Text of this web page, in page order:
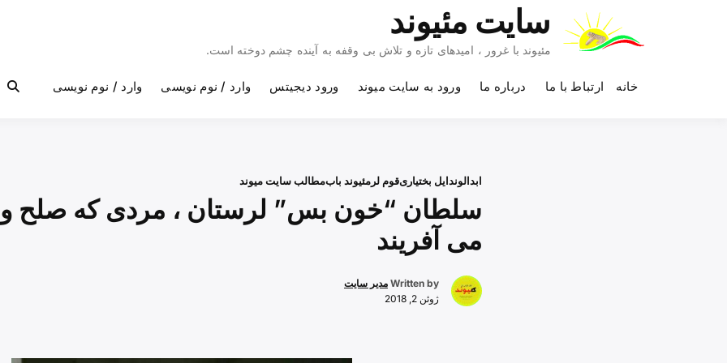
سایت مئیوند
مئیوند با غرور ، امیدهای تازه و تلاش بی وقفه به آینده چشم دوخته است.
خانه ارتباط با ما درباره ما ورود به سایت میوند ورود دیجیتس وارد / نوم نویسی وارد / نوم نویسی
ابدالوندایل بختیاریقوم لر مئیوند بابمطالب سایت میوند
سلطان “خون بس” لرستان ، مردی که صلح
می آفریند
Written by مدیر سایت
ژوئن 2, 2018